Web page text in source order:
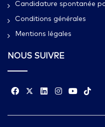
Candidature spontanée
Conditions générales
Mentions légales
NOUS SUIVRE